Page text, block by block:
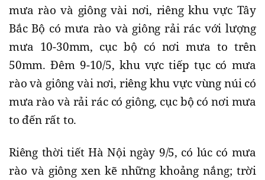
mưa rào và giông vài nơi, riêng khu vực Tây
Bắc Bộ có mưa rào và giông rải rác với lượng
mưa 10-30mm, cục bộ có nơi mưa to trên
50mm. Đêm 9-10/5, khu vực tiếp tục có mưa
rào và giông vài nơi, riêng khu vực vùng núi có
mưa rào và rải rác có giông, cục bộ có nơi mưa
to đến rất to.
Riêng thời tiết Hà Nội ngày 9/5, có lúc có mưa
rào và giông xen kẽ những khoảng nắng; trời